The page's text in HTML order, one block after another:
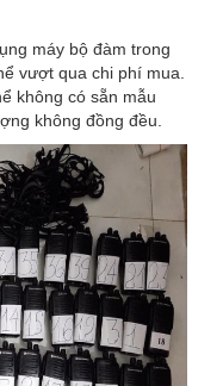
máy bộ đàm trong
vượt qua chi phí mua.
không có sẵn mẫu
không đồng đều.